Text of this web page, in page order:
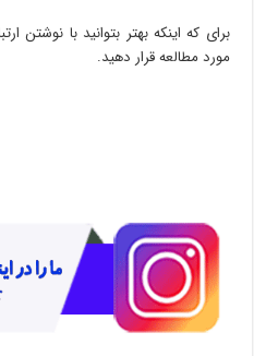
برای که اینکه بهتر بتوانید با نوشتن
مورد مطالعه قرار دهید.